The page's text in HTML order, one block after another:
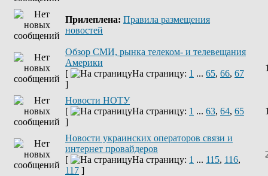
Прилеплена: Правила размещения
новостей
Обзор СМИ, рынка телеком- и телевещания
Америки
[
На страницу: 1 ... 65, 66, 67
]
Новости НОТУ
[
На страницу: 1 ... 63, 64, 65
]
Новости украинских операторов связи и
интернет провайдеров
[
На страницу: 1 ... 115, 116,
117 ]